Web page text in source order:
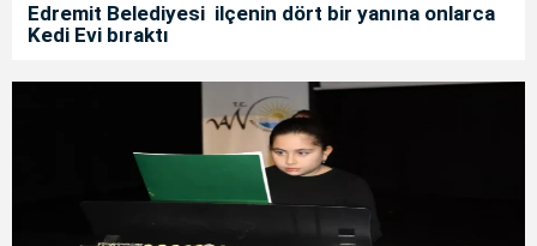
Edremit Belediyesi ilçenin dört bir yanına onlarca
Kedi Evi bıraktı